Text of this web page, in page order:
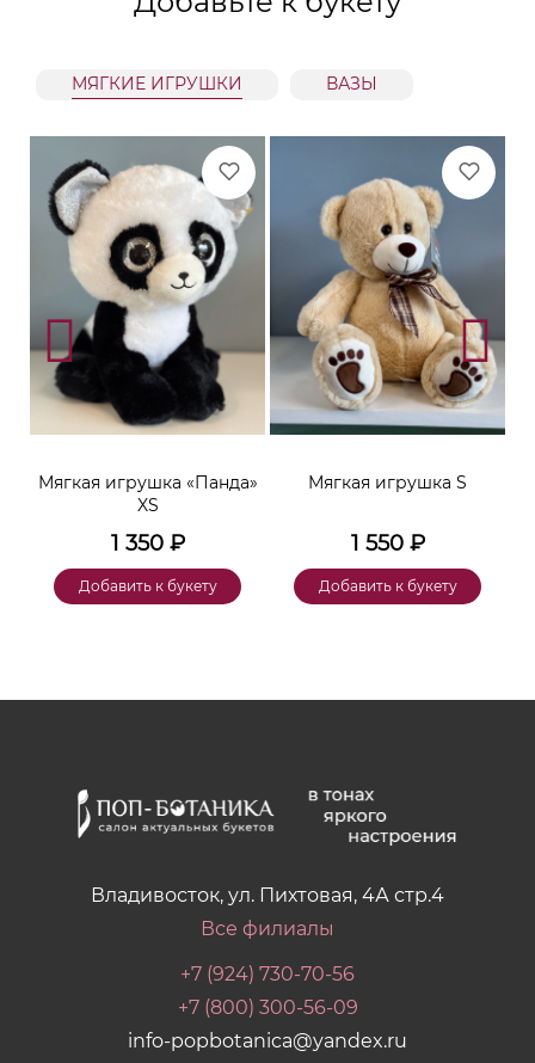
МЯГКИЕ ИГРУШКИ ВАЗЫ
Мягкая игрушка «Панда»
XS
1 350₽
Добавить к букету
Мягкая игрушка S
1 550₽
Добавить к букету
Владивосток, ул. Пихтовая, 4А стр.4
Все филиалы
+7 (924) 730-70-56
+7 (800) 300-56-09
info-popbotanica@yandex.ru